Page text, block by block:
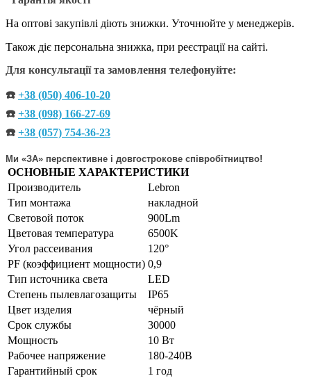
На оптові закупівлі діють знижки. Уточнюйте у менеджерів.
Також діє персональна знижка, при реєстрації на сайті.
Для консультації та замовлення телефонуйте:
☎️ +38 (050) 406-10-20
☎️ +38 (098) 166-27-69
☎️ +38 (057) 754-36-23
Ми «ЗА» перспективне і довгострокове співробітництво!
ОСНОВНЫЕ ХАРАКТЕРИСТИКИ
Производитель
Lebron
Тип монтажа
накладной
Световой поток
900Lm
Цветовая температура
6500K
Угол рассеивания
120°
PF (коэффициент мощности) 0,9
Тип источника света
LED
Степень пылевлагозащиты
IP65
Цвет изделия
чёрный
Срок службы
30000
Мощность
10 Вт
Рабочее напряжение
180-240В
Гарантийный срок
1 год